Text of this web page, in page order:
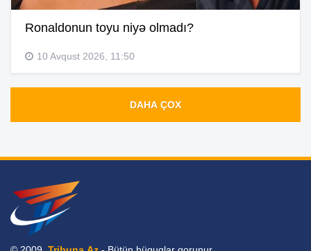
Ronaldonun toyu niyə olmadı?
10 Avqust 2026, 11:50
DAHA ÇOX